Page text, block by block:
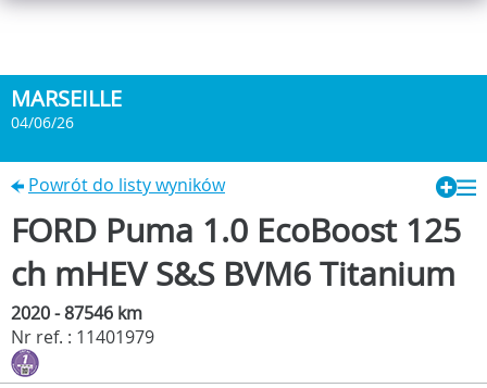
MARSEILLE
04/06/26
Powrót do listy wyników
FORD Puma 1.0 EcoBoost 125
ch mHEV S&S BVM6 Titanium
2020 - 87546 km
Nr ref. : 11401979